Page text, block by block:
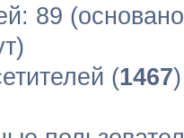
89
(1467